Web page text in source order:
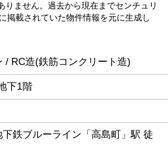
ません。過去から現在までセンチュリ
掲載されていた物件情報を元に生成し
/ RC造(鉄筋コンクリート造)
下1階
鉄ブルーライン「高島町」駅 徒